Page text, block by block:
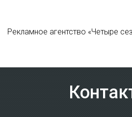
Рекламное агентство «Четыре